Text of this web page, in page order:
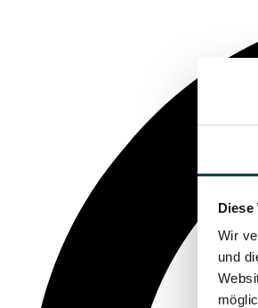
Wir
und